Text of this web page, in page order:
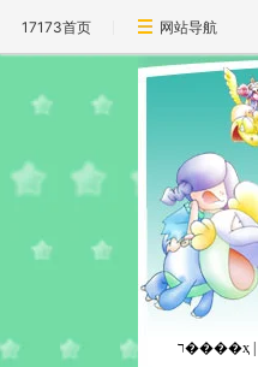
17173首页 网站导航
ר����ҳ